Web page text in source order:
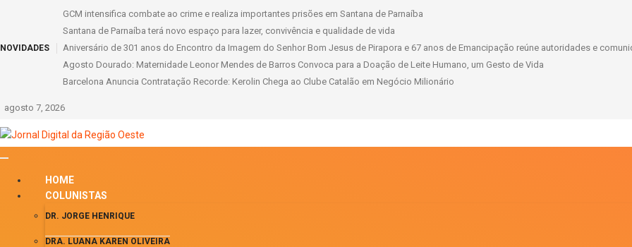
NOVIDADES
GCM intensifica combate ao crime e realiza importantes prisões em Santana de Parnaíba
Santana de Parnaíba terá novo espaço para lazer, convivência e qualidade de vida
Aniversário de 301 anos do Encontro da Imagem do Senhor Bom Jesus de Pirapora e 67 anos de Emancipação reúne autoridades e
Agosto Dourado: Maternidade Leonor Mendes de Barros Convoca para a Doação de Leite Humano, um Gesto de Vida
Barcelona Anuncia Contratação Recorde: Kerolin Chega ao Clube Catalão em Negócio Milionário
agosto 7, 2026
HOME
COLUNISTAS
DR. JORGE HENRIQUE
DRA. LUANA KAREN OLIVEIRA